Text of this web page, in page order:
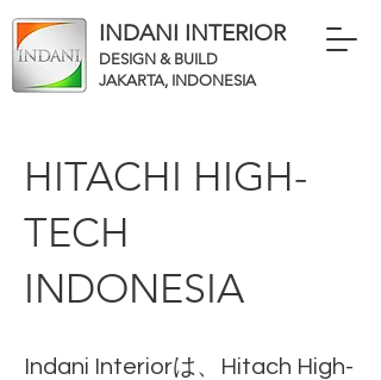
INDANI INTERIOR
DESIGN & BUILD
JAKARTA, INDONESIA
HITACHI HIGH-
TECH
INDONESIA
Indani Interiorは、Hitach High-